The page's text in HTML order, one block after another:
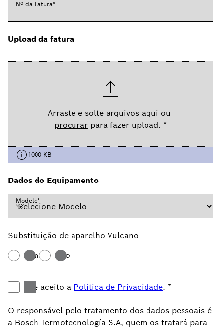
Nº da Fatura*
Upload da fatura
Arraste e solte arquivos aqui ou
procurar para fazer upload. *
1000 KB
Dados do Equipamento
Modelo*
Substituição de aparelho Vulcano
Sim
Não
Li e aceito a Política de Privacidade. *
O responsável pelo tratamento dos dados pessoais é
a Bosch Termotecnología S.A, quem os tratará para